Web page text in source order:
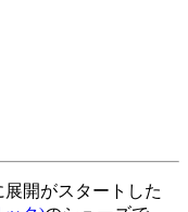
展開がスタートした